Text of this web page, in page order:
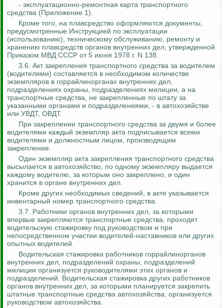
- эксплуатационно-ремонтная карта транспортного
средства (Приложение 1).
Кроме того, на плавсредство оформляются документы,
предусмотренные Инструкцией по эксплуатации
(использованию), техническому обслуживанию, ремонту и
хранению плавсредств органов внутренних дел, утвержденной
Приказом МВД СССР от 5 июня 1978 г. N 138.
3.6. Акт закрепления транспортного средства за водителем
(водителями) составляется в необходимом количестве
экземпляров в горрайлинорганах внутренних дел,
подразделениях охраны, подразделениях милиции, а на
транспортные средства, не закрепленные по штату за
указанными органами и подразделениями, - в автохозяйстве
или УВДТ, ОВДТ.
При закреплении транспортного средства за двумя и более
водителями каждый экземпляр акта подписывается всеми
водителями и должностным лицом, производящим
закрепление.
Один экземпляр акта закрепления транспортного средства
высылается в автохозяйство, по одному экземпляру выдается
каждому водителю, за которым оно закреплено, и один
хранится в органе внутренних дел.
Кроме других необходимых сведений, в акте указывается
инвентарный номер транспортного средства.
3.7. Работники органов внутренних дел, за которыми
впервые закрепляются транспортные средства, проходят
водительскую стажировку под руководством и при
непосредственном участии водителей-наставников или других
опытных водителей.
Водительская стажировка работников горрайлинорганов
внутренних дел, подразделений охраны, подразделений
милиции организуется руководителями этих органов и
подразделений. Водительская стажировка других работников
органов внутренних дел, за которыми планируется закрепить
штатные транспортные средства автохозяйства, организуется
руководством автохозяйства.